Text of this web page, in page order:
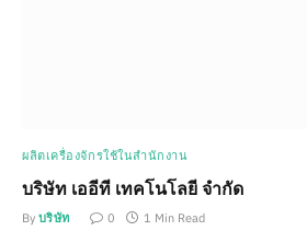
ผลิตเครื่องจักรใช้ในสำนักงาน
บริษัท เออีที เทคโนโลยี จำกัด
By บริษัท 0 1 Min Read